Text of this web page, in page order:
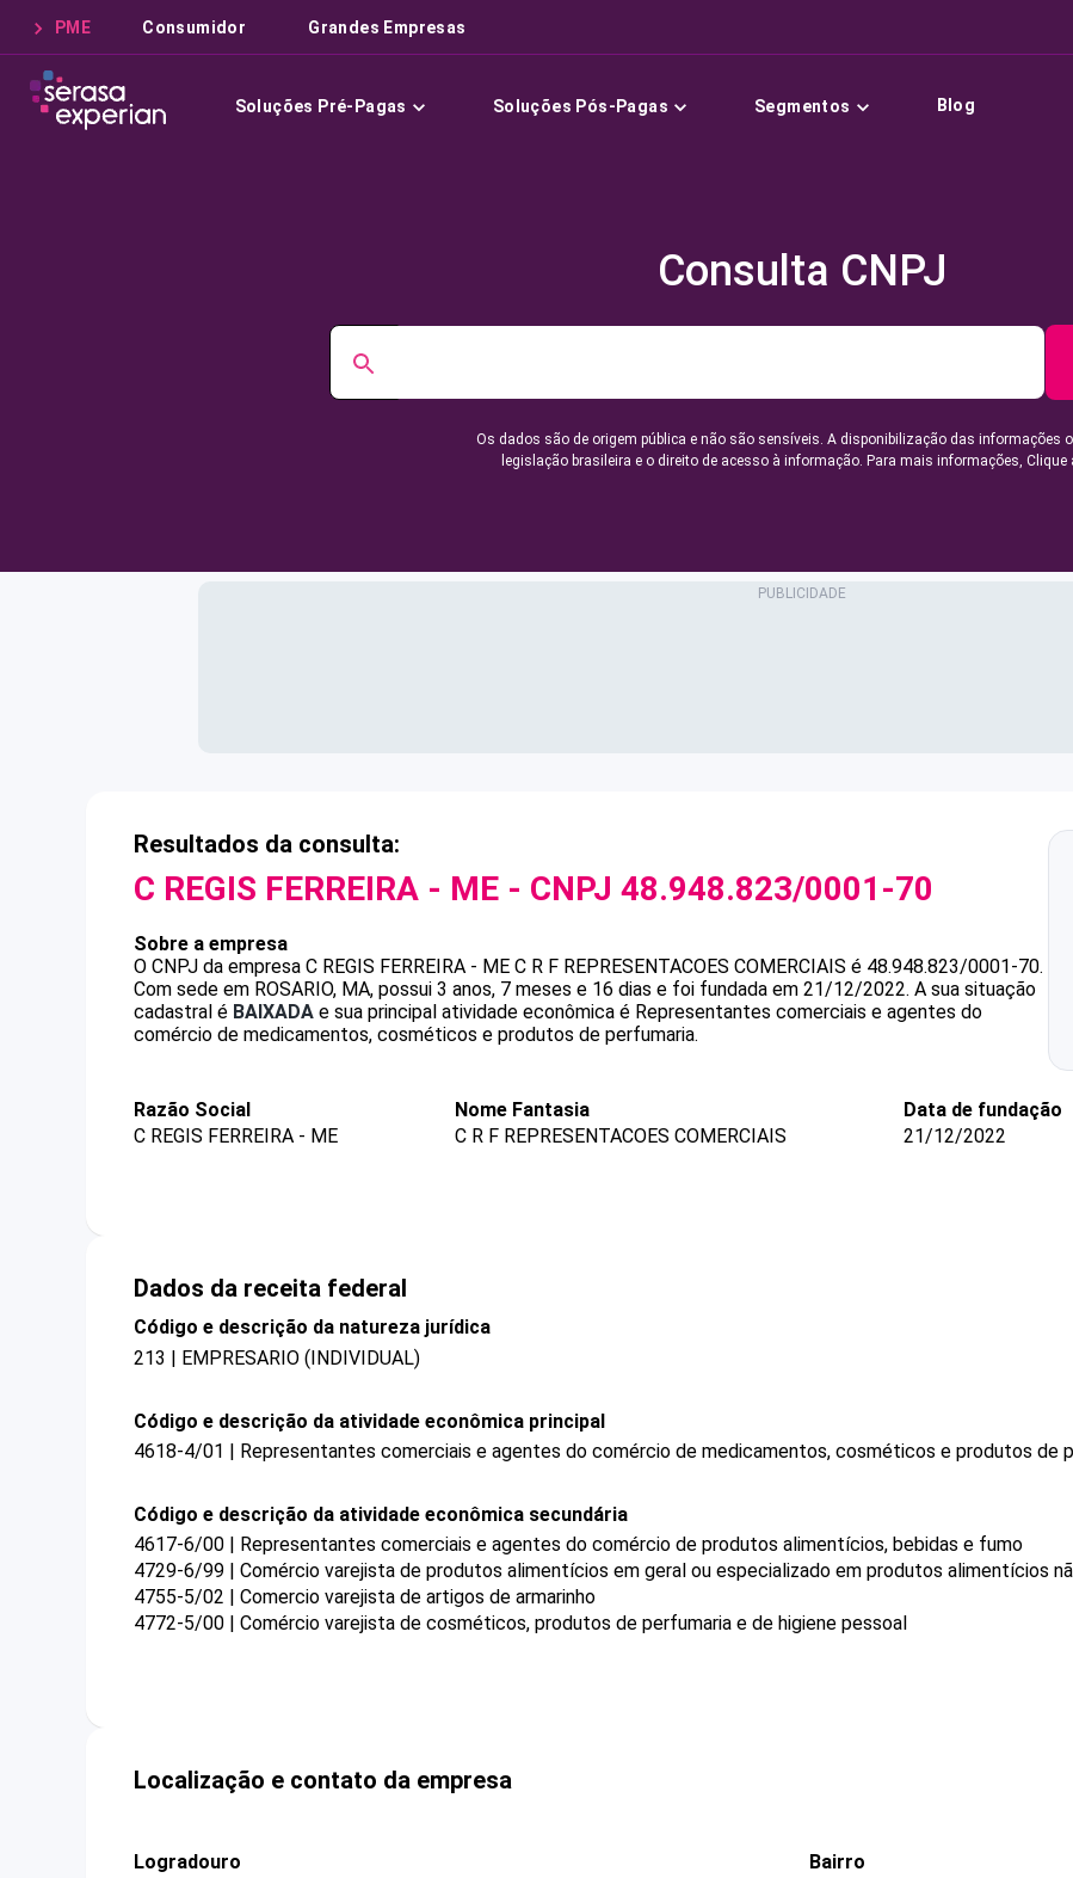
PME Consumidor Grandes Empresas
Soluções Pré-Pagas Soluções Pós-Pagas Segmentos Blog
Consulta CNPJ
Os dados são de origem pública e não são sensíveis. A disponibilização das informações
legislação brasileira e o direito de acesso à informação. Para mais informações, Clique
Resultados da consulta:
C REGIS FERREIRA - ME - CNPJ 48.948.823/0001-70
Sobre a empresa
O CNPJ da empresa C REGIS FERREIRA - ME C R F REPRESENTACOES COMERCIAIS é 48.948.823/0001-70.
Com sede em ROSARIO, MA, possui 3 anos, 7 meses e 16 dias e foi fundada em 21/12/2022. A sua situação
cadastral é BAIXADA e sua principal atividade econômica é Representantes comerciais e agentes do
comércio de medicamentos, cosméticos e produtos de perfumaria.
Razão Social
C REGIS FERREIRA - ME
Nome Fantasia
C R F REPRESENTACOES COMERCIAIS
Data de fundação
21/12/2022
Dados da receita federal
Código e descrição da natureza jurídica
213 | EMPRESARIO (INDIVIDUAL)
Código e descrição da atividade econômica principal
4618-4/01 | Representantes comerciais e agentes do comércio de medicamentos, cosméticos e produtos de
Código e descrição da atividade econômica secundária
4617-6/00 | Representantes comerciais e agentes do comércio de produtos alimentícios, bebidas e fumo
4729-6/99 | Comércio varejista de produtos alimentícios em geral ou especializado em produtos alimentícios
4755-5/02 | Comercio varejista de artigos de armarinho
4772-5/00 | Comércio varejista de cosméticos, produtos de perfumaria e de higiene pessoal
Localização e contato da empresa
Logradouro
Bairro